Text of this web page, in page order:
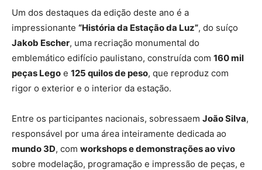
Um dos destaques da edição deste ano é a
impressionante “História da Estação da Luz”, do suíço
Jakob Escher, uma recriação monumental do
emblemático edifício paulistano, construída com 160 mil
peças Lego e 125 quilos de peso, que reproduz com
rigor o exterior e o interior da estação.
Entre os participantes nacionais, sobressaem João Silva,
responsável por uma área inteiramente dedicada ao
mundo 3D, com workshops e demonstrações ao vivo
sobre modelação, programação e impressão de peças, e